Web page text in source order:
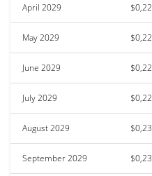
April 2029
May 2029
June 2029
July 2029
August 2029
September 2029